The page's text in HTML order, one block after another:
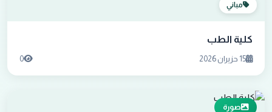
مباني
كلية الطب
15 حزيران 2026 0
صورة